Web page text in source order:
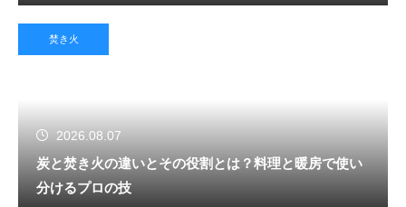
焚き火
2026.08.07
炭と焚き火の違いとその役割とは？料理と暖房で使い
分けるプロの技